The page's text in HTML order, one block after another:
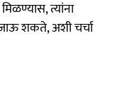
त्यांना
जाऊ शकते, अशी चर्चा